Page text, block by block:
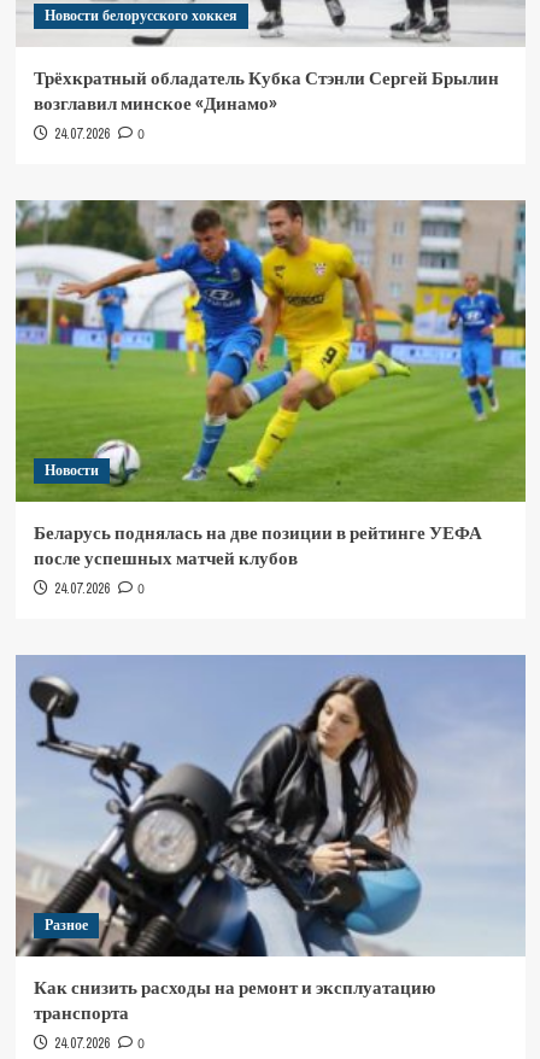
Новости белорусского хоккея
Трёхкратный обладатель Кубка Стэнли Сергей Брылин
возглавил минское «Динамо»
24.07.2026 0
Новости
Беларусь поднялась на две позиции в рейтинге УЕФА
после успешных матчей клубов
24.07.2026 0
Разное
Как снизить расходы на ремонт и эксплуатацию
транспорта
24.07.2026 0